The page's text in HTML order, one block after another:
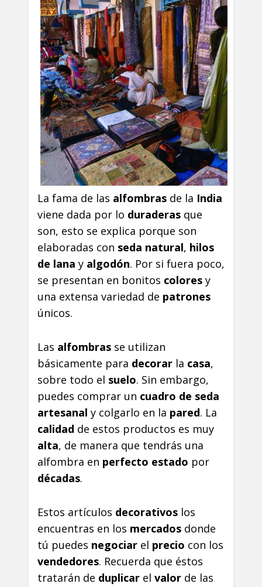
La fama de las alfombras de la India
viene dada por lo duraderas que
son, esto se explica porque son
elaboradas con seda natural, hilos
de lana y algodón. Por si fuera poco,
se presentan en bonitos colores y
una extensa variedad de patrones
únicos.
Las alfombras se utilizan
básicamente para decorar la casa,
sobre todo el suelo. Sin embargo,
puedes comprar un cuadro de seda
artesanal y colgarlo en la pared. La
calidad de estos productos es muy
alta, de manera que tendrás una
alfombra en perfecto estado por
décadas.
Estos artículos decorativos los
encuentras en los mercados donde
tú puedes negociar el precio con los
vendedores. Recuerda que éstos
tratarán de duplicar el valor de las